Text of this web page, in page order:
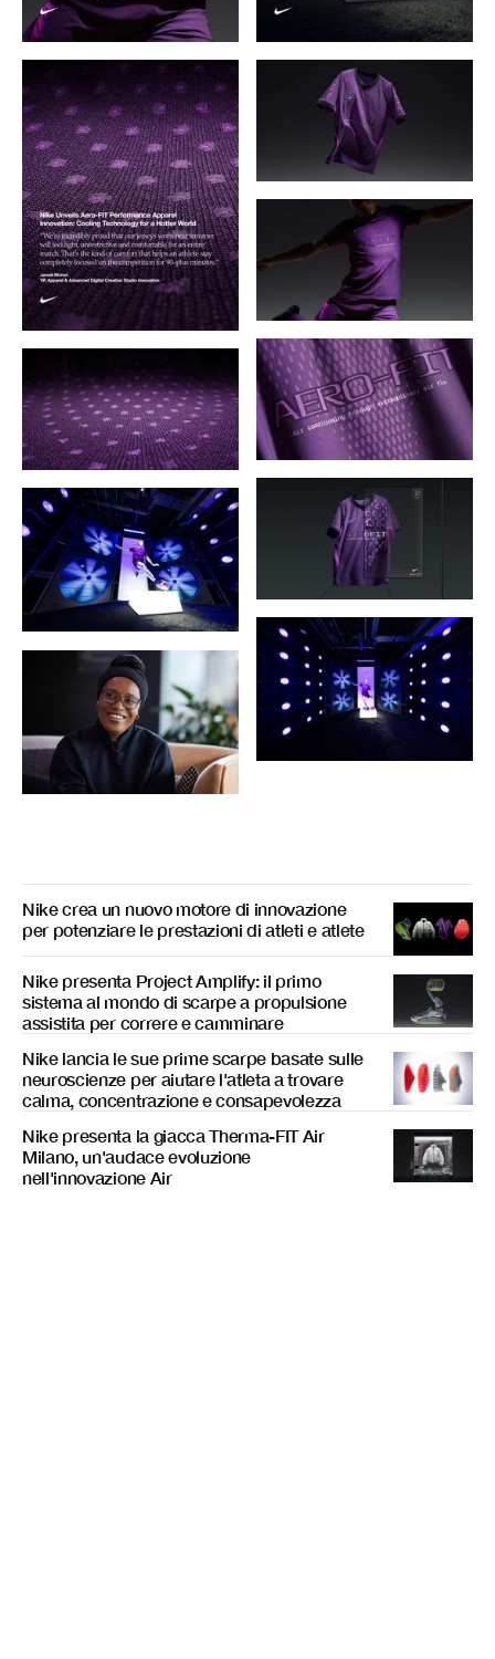
Nike crea un nuovo motore di innovazione
per potenziare le prestazioni di atleti e atlete
Nike presenta Project Amplify: il primo
sistema al mondo di scarpe a propulsione
assistita per correre e camminare
Nike lancia le sue prime scarpe basate sulle
neuroscienze per aiutare l'atleta a trovare
calma, concentrazione e consapevolezza
Nike presenta la giacca Therma-FIT Air
Milano, un'audace evoluzione
nell'innovazione Air